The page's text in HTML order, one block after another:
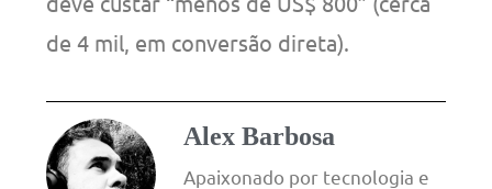
de 4 mil, em conversão direta).
Alex Barbosa
Apaixonado por tecnologia e